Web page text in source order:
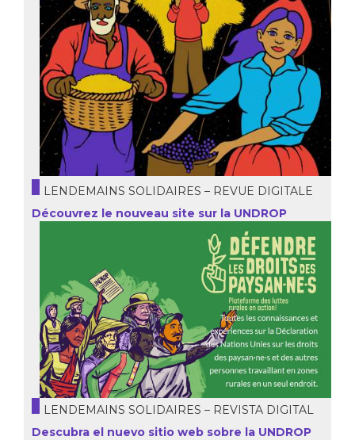
LENDEMAINS SOLIDAIRES – REVUE DIGITALE
Découvrez le nouveau site sur la UNDROP
LENDEMAINS SOLIDAIRES – REVISTA DIGITAL
Descubra el nuevo sitio web sobre la UNDROP